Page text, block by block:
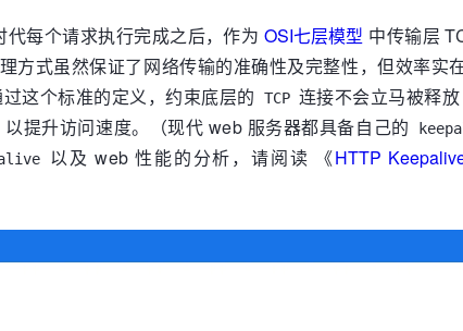
代每个请求执行完成之后，作为 OSI七层模型 中传输层
方式虽然保证了网络传输的准确性及完整性，但效率实
这个标准的定义，约束底层的 TCP 连接不会立马被释
以提升访问速度。（现代 web 服务器都具备自己的
以及 web 性能的分析，请阅读 《HTTP